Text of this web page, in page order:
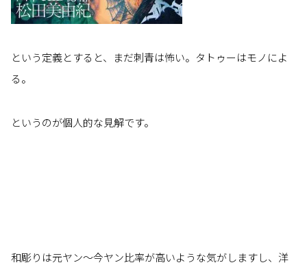
という定義とすると、まだ刺青は怖い。タトゥーはモノによ
る。
というのが個人的な見解です。
和彫りは元ヤン～今ヤン比率が高いような気がしますし、洋